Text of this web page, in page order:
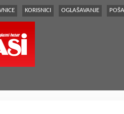
KORISNICI OGLAŠAVANJE